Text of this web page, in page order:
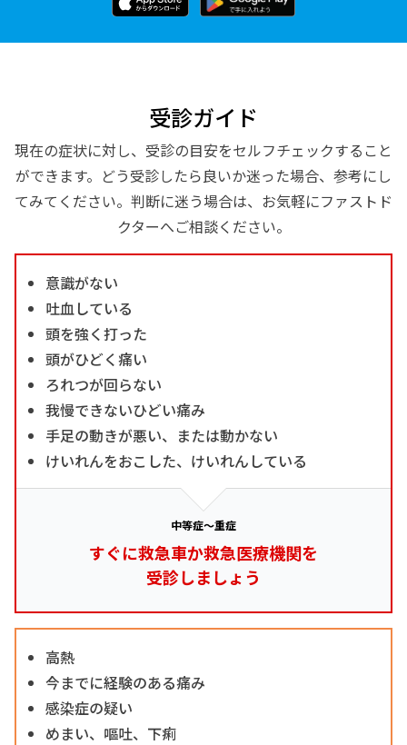
受診ガイド
現在の症状に対し、受診の目安をセルフチェックすること
ができます。どう受診したら良いか迷った場合、参考にし
てみてください。判断に迷う場合は、お気軽にファストド
クターへご相談ください。
意識がない
吐血している
頭を強く打った
頭がひどく痛い
ろれつが回らない
我慢できないひどい痛み
手足の動きが悪い、または動かない
けいれんをおこした、けいれんしている
中等症～重症
すぐに救急車か救急医療機関を
受診しましょう
高熱
今までに経験のある痛み
感染症の疑い
めまい、嘔吐、下痢